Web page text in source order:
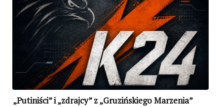
„Putiniści” i „zdrajcy” z „Gruzińskiego Marzenia”